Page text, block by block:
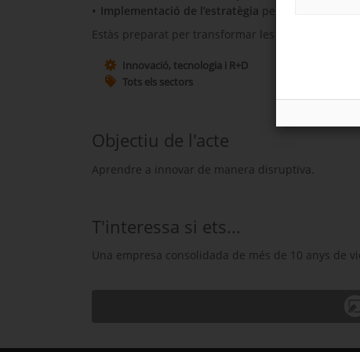
Implementació de l’estratègia per fer el salt al
Estàs preparat per transformar les teves idees en
Innovació, tecnologia i R+D
Tots els sectors
Objectiu de l'acte
Aprendre a innovar de manera disruptiva.
T'interessa si ets...
Una empresa consolidada de més de 10 anys de